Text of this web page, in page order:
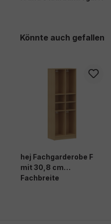
Produktgalerie überspringen
Könnte auch gefallen
hej Fachgarderobe F
mit 30,8 cm
Fachbreite